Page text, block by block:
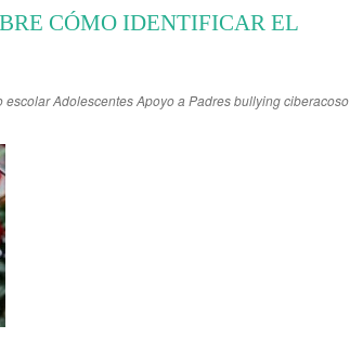
CÓMO IDENTIFICAR EL
escolarAdolescentesApoyo a Padresbullyingciberacoso